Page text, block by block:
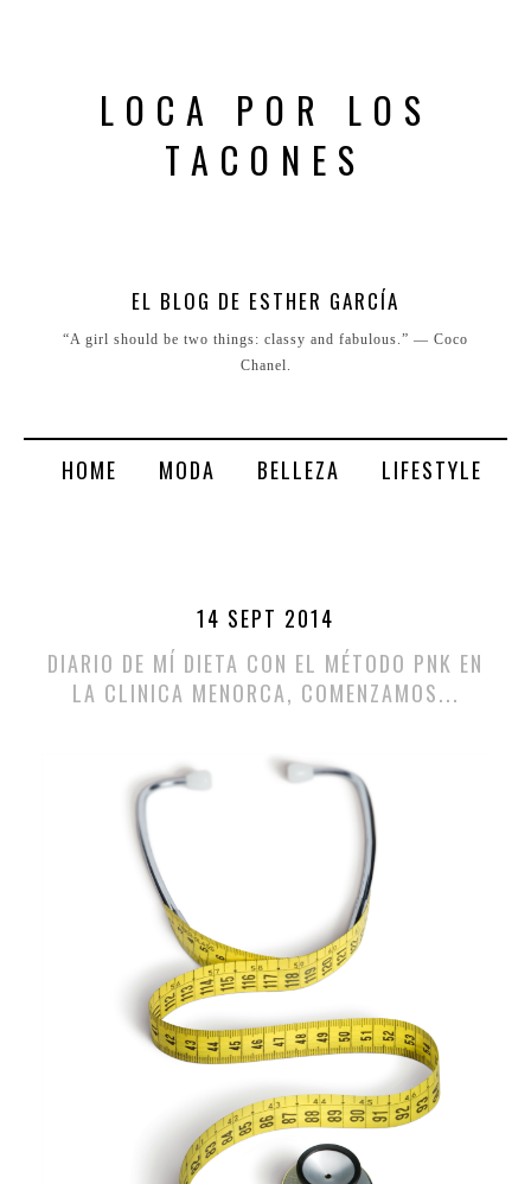
LOCA POR LOS
TACONES
EL BLOG DE ESTHER GARCÍA
“A girl should be two things: classy and fabulous.” ― Coco
Chanel.
HOME MODA BELLEZA LIFESTYLE
14 SEPT 2014
DIARIO DE MÍ DIETA CON EL MÉTODO PNK EN
LA CLINICA MENORCA, COMENZAMOS...